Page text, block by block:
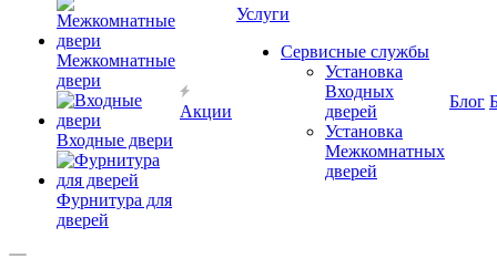
Межкомнатные
двери
Входные двери
Фурнитура для
дверей
Акции
Услуги
Сервисные службы
Установка
Входных
дверей
Установка
Межкомнатных
дверей
Блог